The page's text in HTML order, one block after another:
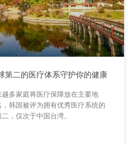
第二的医疗体系守护你的健康
多家庭将医疗保障放在主要地
韩国被评为拥有优秀医疗系统的
，仅次于中国台湾。